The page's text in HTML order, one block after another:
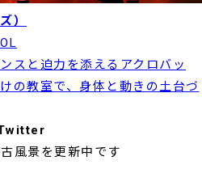
）
スと迫力を添えるアクロバッ
の教室で、身体と動きの土台づ
風景を更新中です